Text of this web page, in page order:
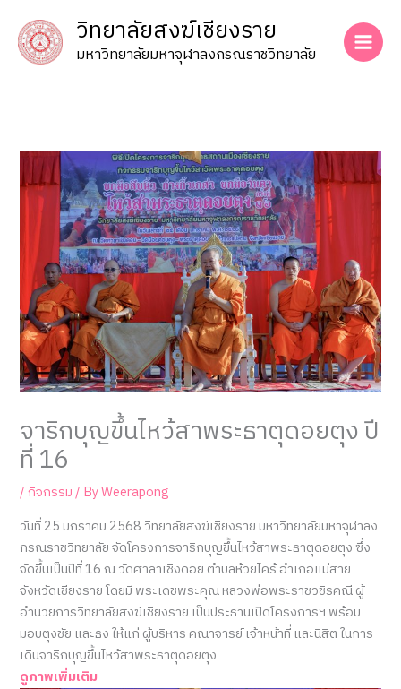
content
วิทยาลัยสงฆ์เชียงราย
มหาวิทยาลัยมหาจุฬาลงกรณราชวิทยาลัย
จาริกบุญขึ้นไหว้สาพระธาตุดอยตุง ปี
ที่ 16
/กิจกรรม/ ByWeerapong
วันที่ 25 มกราคม 2568 วิทยาลัยสงฆ์เชียงราย มหาวิทยาลัยมหาจุฬาลง
กรณราชวิทยาลัย จัดโครงการจาริกบุญขึ้นไหว้สาพระธาตุดอยตุง ซึ่ง
จัดขึ้นเป็นปีที่ 16 ณ วัดศาลาเชิงดอย ตำบลห้วยไคร้ อำเภอแม่สาย
จังหวัดเชียงราย โดยมี พระเดชพระคุณ หลวงพ่อพระราชวชิรคณี ผู้
อำนวยการวิทยาลัยสงฆ์เชียงราย เป็นประธานเปิดโครงการฯ พร้อม
มอบตุงชัย และธง ให้แก่ ผู้บริหาร คณาจารย์ เจ้าหน้าที่ และนิสิต ในการ
เดินจาริกบุญขึ้นไหว้สาพระธาตุดอยตุง
ดูภาพเพิ่มเติม